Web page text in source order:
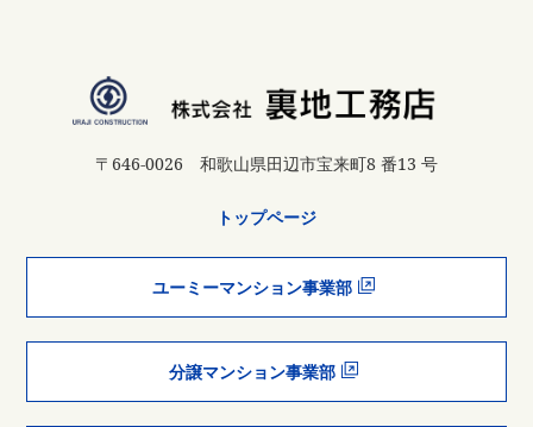
〒646-0026 和歌山県田辺市宝来町8 番13 号
トップページ
ユーミーマンション事業部
分譲マンション事業部